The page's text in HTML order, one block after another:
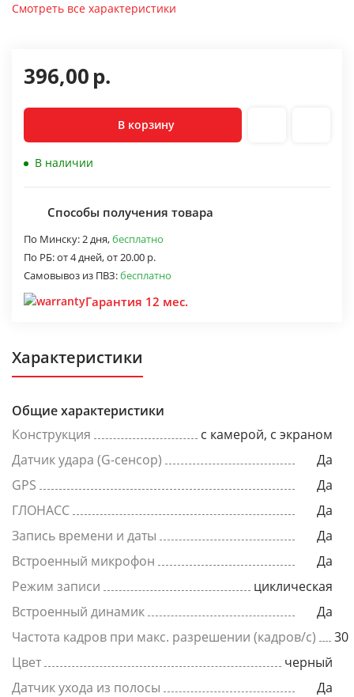
Смотреть все характеристики
396,00р.
В корзину
В наличии
Способы получения товара
По Минску:2 дня,бесплатно
По РБ:от 4 дней,от 20.00 р.
Самовывоз из ПВЗ:бесплатно
Гарантия 12 мес.
Характеристики
Общие характеристики
Конструкция
с камерой, с экраном
Датчик удара (G-сенсор)
Да
GPS
Да
ГЛОНАСС
Да
Запись времени и даты
Да
Встроенный микрофон
Да
Режим записи
циклическая
Встроенный динамик
Да
Частота кадров при макс. разрешении (кадров/с)
30
Цвет
черный
Датчик ухода из полосы
Да